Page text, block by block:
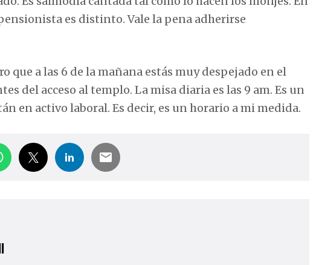
es distinto. Vale la pena adherirse
que a las 6 de la mañana estás muy despejado en el
del acceso al templo. La misa diaria es las 9 am. Es un
en activo laboral. Es decir, es un horario a mi medida.